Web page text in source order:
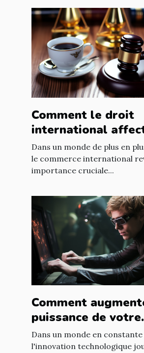
Comment le droit
international
accords
Dans un monde de plus en
le commerce international
importance cruciale...
Comment
puissance de votre
entreprise grâce
nouvelles
Dans un monde en
l'innovation technologique